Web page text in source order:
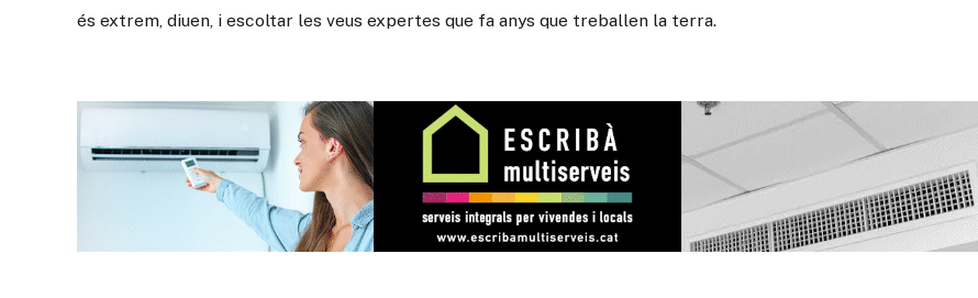
és extrem, diuen, i escoltar les veus expertes que fa anys que treballen la terra.